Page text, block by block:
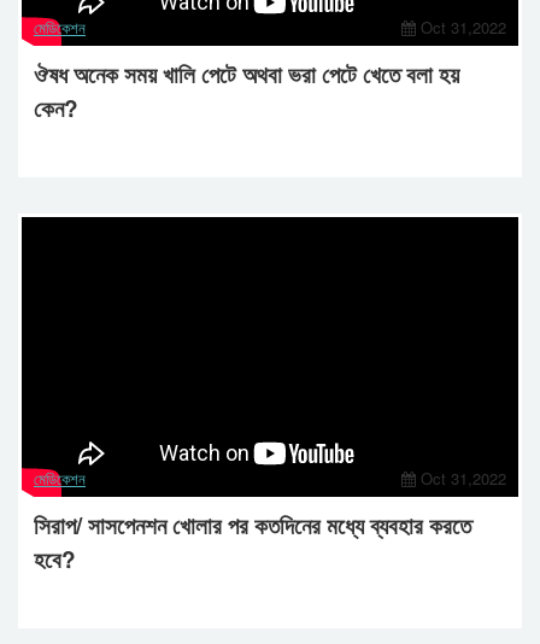
মেডিকেশন Oct 31,2022
ঔষধ অনেক সময় খালি পেটে অথবা ভরা পেটে খেতে বলা হয়
কেন?
মেডিকেশন Oct 31,2022
সিরাপ/ সাসপেনশন খোলার পর কতদিনের মধ্যে ব্যবহার করতে
হবে?